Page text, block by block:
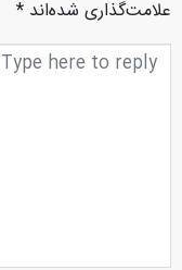
علامت‌گذاری شده‌اند *
متن